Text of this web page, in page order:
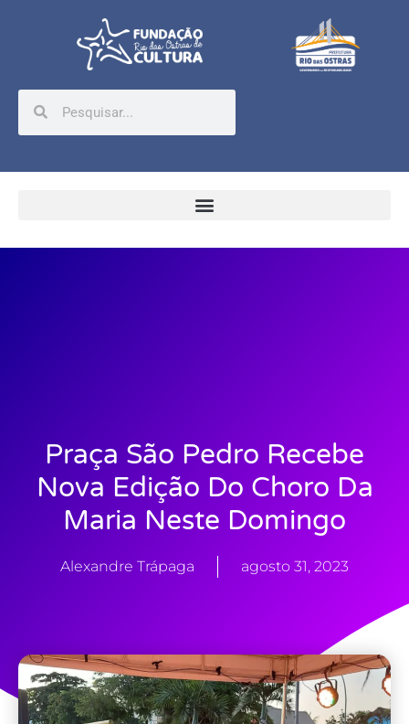
Praça São Pedro Recebe
Nova Edição Do Choro Da
Maria Neste Domingo
Alexandre Trápaga agosto 31, 2023